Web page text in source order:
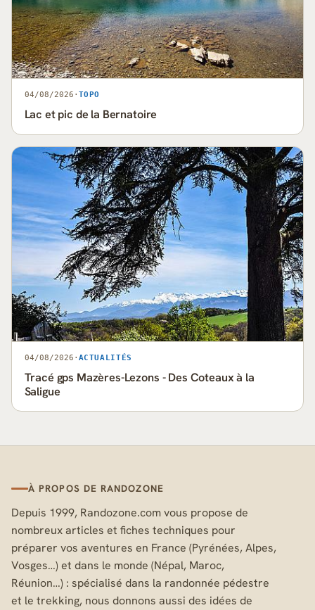
04/08/2026 · TOPO
Lac et pic de la Bernatoire
04/08/2026 · ACTUALITÉS
Tracé gps Mazères-Lezons - Des Coteaux à la
Saligue
À PROPOS DE RANDOZONE
Depuis 1999, Randozone.com vous propose de
nombreux articles et fiches techniques pour
préparer vos aventures en France (Pyrénées, Alpes,
Vosges…) et dans le monde (Népal, Maroc,
Réunion…) : spécialisé dans la randonnée pédestre
et le trekking, nous donnons aussi des idées de